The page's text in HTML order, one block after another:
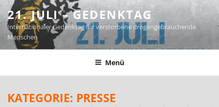
Zum
Inhalt
springen
21. JULI – GEDENKTAG
Internationaler Gedenktag für verstorbene drogengebrauchende
Menschen
Menü
KATEGORIE: PRESSE